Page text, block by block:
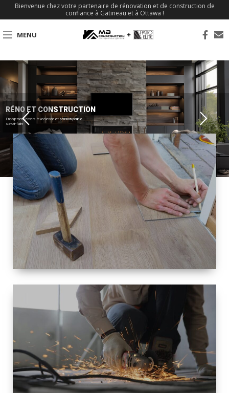
Bienvenue chez votre partenaire de rénovation et de construction de
confiance à Gatineau et à Ottawa !
MENU
Engagement envers l'excellence et passion pour le
savoir-faire
RÉNO ET CONSTRUCTION
TAILLE
PETITE À
GRANDE
RÉNOVATION